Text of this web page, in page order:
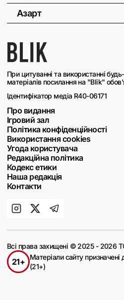
При цитуванні та використанні
матеріалів посилання на "Blik"
Ідентифікатор медіа R40-06171
Про видання
Ігровий зал
Політика конфіденційності
Використання cookies
Угода користувача
Редакційна політика
Кодекс етики
Наша редакція
Контакти
Азарт
Всі права захищені © 2025 - 2026
21+
Матеріали сайту
(21+)